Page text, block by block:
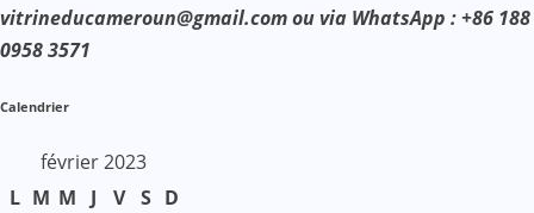
vitrineducameroun@gmail.com ou via WhatsApp : +86 188
0958 3571
Calendrier
février 2023
L M M J V S D